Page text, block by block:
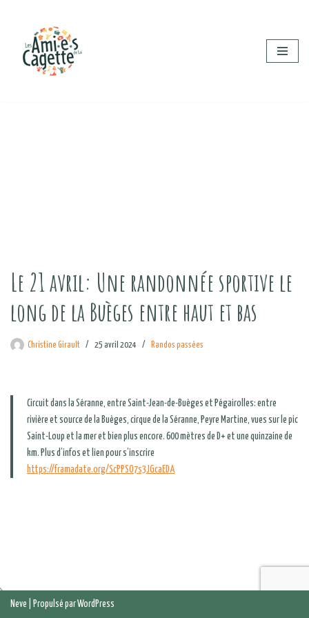
contenu
Le 21 avril: Une randonnée sportive le
long de la Buèges entre haut et bas
Christine Girault 25 avril 2024 Randos passées
Circuit dans la Séranne, entre Saint-Jean-de-Buèges et Pégairolles: entre
rivière et source de la Buèges, cirque de la Séranne, Peyre Martine, vues sur le pic
Saint-Loup et la mer et bien plus encore. 600 mètres de D+ et une quinzaine de
km. Plus d’infos et lien pour s’inscrire
https://framadate.org/ScPPSO7s3JGcaEDA
Neve | Propulsé parWordPress